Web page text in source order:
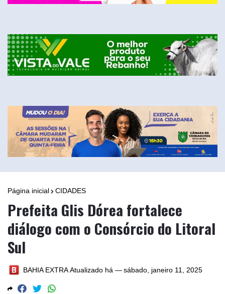
Página inicial CIDADES
Prefeita Glis Dórea fortalece
diálogo com o Consórcio do Litoral
Sul
BAHIA EXTRAAtualizado há —sábado, janeiro 11, 2025